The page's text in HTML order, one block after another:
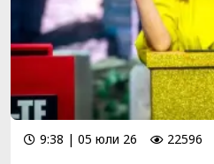
9:38 | 05 юли 26 22596